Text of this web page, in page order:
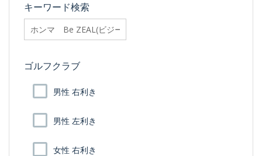
キーワード検索
searchfilter_pro
ゴルフクラブ
男性 右利き
男性 左利き
女性 右利き